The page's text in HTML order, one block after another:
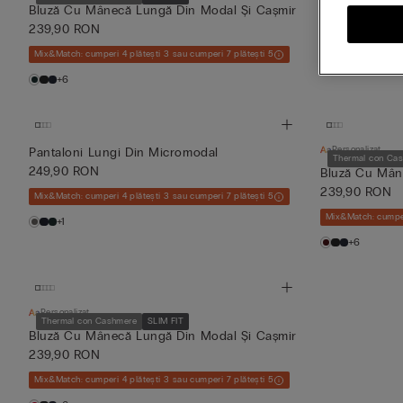
Bluză Cu Mânecă Lungă Din Modal Și Cașmir
239,90 RON
Mix&Match: cumperi 4 plătești 3 sau cumperi 7 plătești 5
+6
249,90 RON
Pantaloni Lungi Din Micromodal
249,90 RON
Mix&Match: cumperi 4 plătești 3 sau cumperi 7 plătești 5
+1
Thermal con
Personalizat
Bluză Cu
239,90 RON
Mix&Match:
+6
Thermal con Cashmere SLIM FIT
Personalizat
Bluză Cu Mânecă Lungă Din Modal Și Cașmir
239,90 RON
Mix&Match: cumperi 4 plătești 3 sau cumperi 7 plătești 5